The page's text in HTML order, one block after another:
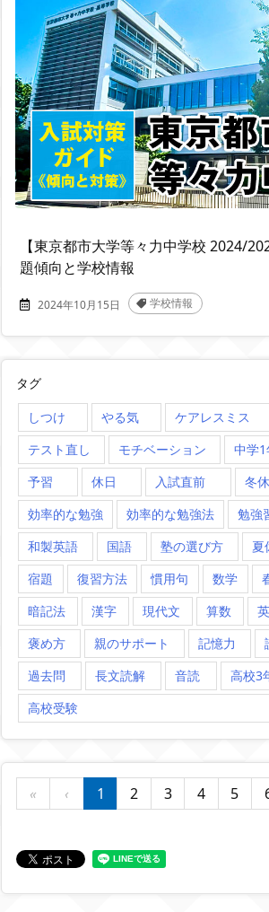
【東京都市大学等々力中学校 2024/
題傾向と学校情報
2024年10月15日 学校情報
タグ
しつけ
やる気 ケアレスミス
テスト直し
モチベーション 中学1
予習
休日 入試直前 冬
効率的な勉強
効率的な勉強法 勉強
和製英語
国語 塾の選び方 夏
宿題
復習方法 慣用句 数学
暗記法
漢字 現代文 算数
褒め方
親のサポート 記憶力
過去問
長文読解 音読 高校3
高校受験
« ‹ 1 2 3 4 5